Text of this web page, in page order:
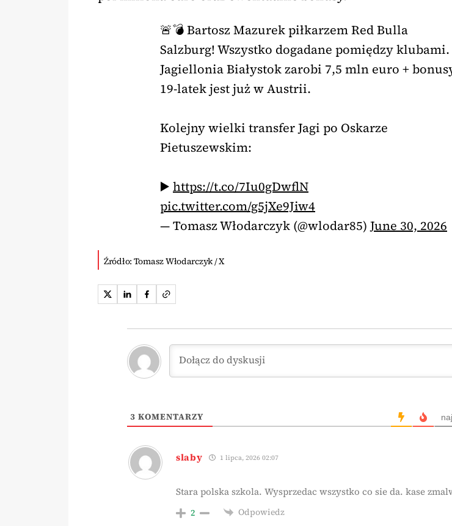
🚨💣 Bartosz Mazurek piłkarzem Red Bulla
Salzburg! Wszystko dogadane pomiędzy klubami.
Jagiellonia Białystok zarobi 7,5 mln euro +
19-latek jest już w Austrii.
Kolejny wielki transfer Jagi po Oskarze
Pietuszewskim:
▶️ https://t.co/7Iu0gDwflN
pic.twitter.com/g5jXe9Jiw4
— Tomasz Włodarczyk (@wlodar85) June 30, 2026
Źródło: Tomasz Włodarczyk / X
3 KOMENTARZY
slaby 1 lipca, 2026 02:07
Stara polska szkola. Wysprzedac wszystko co sie da. kase
2 Odpowiedz